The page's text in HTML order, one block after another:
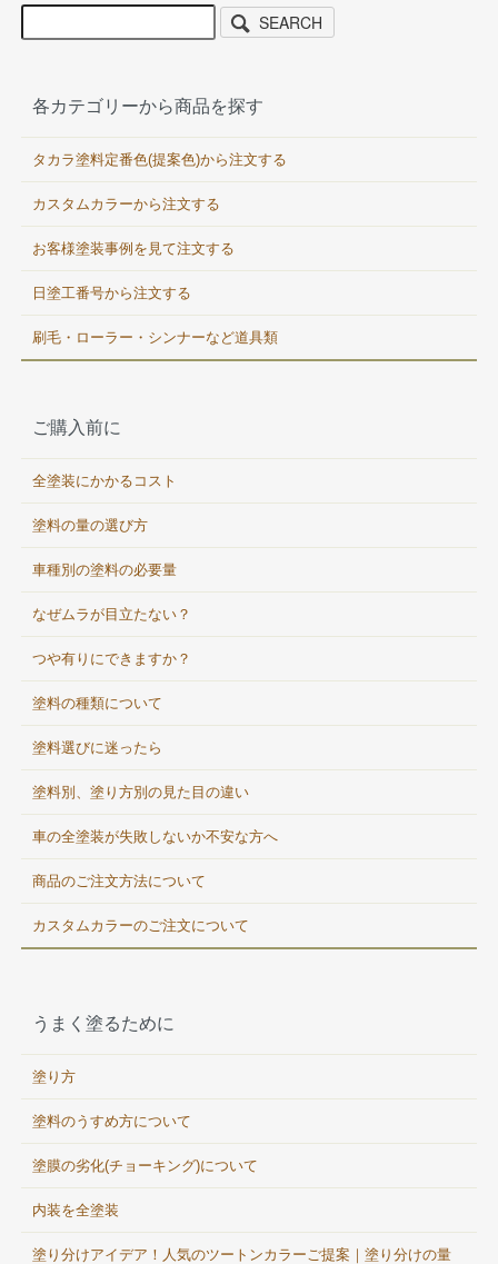
SEARCH
各カテゴリーから商品を探す
タカラ塗料定番色(提案色)から注文する
カスタムカラーから注文する
お客様塗装事例を見て注文する
日塗工番号から注文する
刷毛・ローラー・シンナーなど道具類
ご購入前に
全塗装にかかるコスト
塗料の量の選び方
車種別の塗料の必要量
なぜムラが目立たない？
つや有りにできますか？
塗料の種類について
塗料選びに迷ったら
塗料別、塗り方別の見た目の違い
車の全塗装が失敗しないか不安な方へ
商品のご注文方法について
カスタムカラーのご注文について
うまく塗るために
塗り方
塗料のうすめ方について
塗膜の劣化(チョーキング)について
内装を全塗装
塗り分けアイデア！人気のツートンカラーご提案｜塗り分けの量